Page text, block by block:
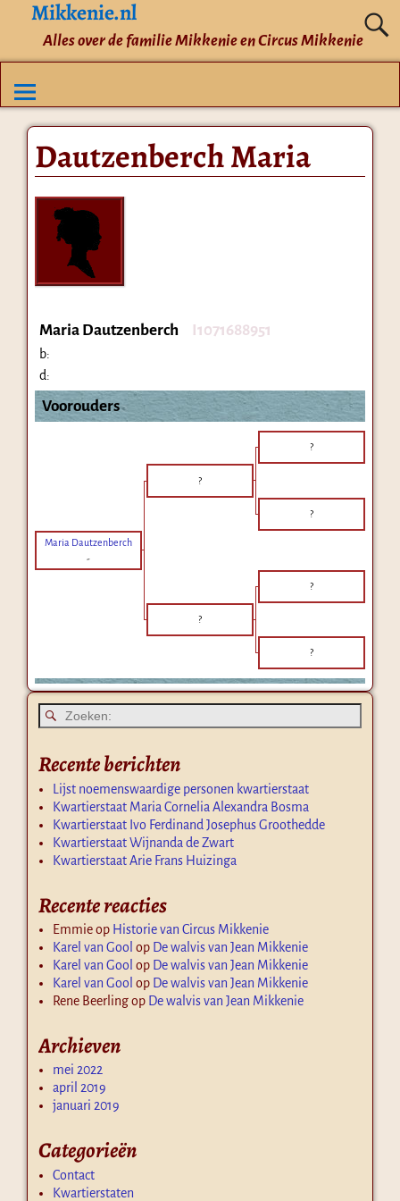
Mikkenie.nl
Alles over de familie Mikkenie en Circus Mikkenie
Dautzenberch Maria
Maria Dautzenberch I1071688951
b:
d:
Voorouders
?
?
?
Maria Dautzenberch
-
?
?
?
Recente berichten
Lijst noemenswaardige personen kwartierstaat
Kwartierstaat Maria Cornelia Alexandra Bosma
Kwartierstaat Ivo Ferdinand Josephus Groothedde
Kwartierstaat Wijnanda de Zwart
Kwartierstaat Arie Frans Huizinga
Recente reacties
Emmieop Historie van Circus Mikkenie
Karel van Gool op De walvis van Jean Mikkenie
Karel van Gool op De walvis van Jean Mikkenie
Karel van Gool op De walvis van Jean Mikkenie
Rene Beerlingop De walvis van Jean Mikkenie
Archieven
mei 2022
april 2019
januari 2019
Categorieën
Contact
Kwartierstaten